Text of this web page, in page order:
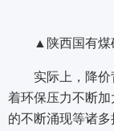
▲陕西国有煤
实际上，降
着环保压力不断
的不断涌现等诸